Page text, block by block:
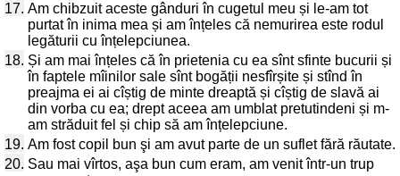
17. Am chibzuit aceste gânduri în cugetul meu și le-am tot
purtat în inima mea și am înțeles că nemurirea este rodul
legăturii cu înțelepciunea.
18. Și am mai înțeles că în prietenia cu ea sînt sfinte bucurii și
în faptele mîinilor sale sînt bogății nesfîrșite și stînd în
preajma ei ai cîștig de minte dreaptă și cîștig de slavă ai
din vorba cu ea; drept aceea am umblat pretutindeni și m-
am străduit fel și chip să am înțelepciune.
19. Am fost copil bun şi am avut parte de un suflet fără răutate.
20. Sau mai vîrtos, aşa bun cum eram, am venit într-un trup